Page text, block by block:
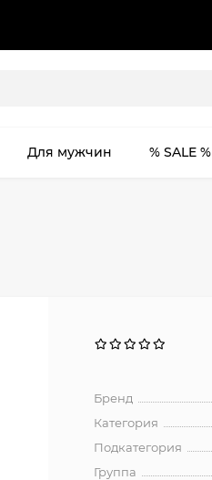
Для мужчин % SALE %
Бренд
Категория
Подкатегория
Группа